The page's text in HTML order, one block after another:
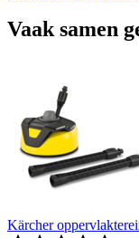
Vaak samen
Kärcher